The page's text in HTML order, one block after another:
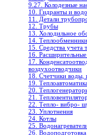
9.27. Колодезные
10. Гидранты и
11. Детали
12. Трубы
13. Холодильное
14. Теплообменники
15. Средства учета
16.
17.
воздухоотводчики
18. Счетчики воды,
19.
20.
21.
22. Тепло- вибро-
23. Уплотнения
24. Котлы
25.
26. Водоподготовка